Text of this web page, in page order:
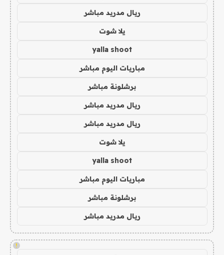
ريال مدريد مباشر
يلا شوت
yalla shoot
مباريات اليوم مباشر
برشلونة مباشر
ريال مدريد مباشر
ريال مدريد مباشر
يلا شوت
yalla shoot
مباريات اليوم مباشر
برشلونة مباشر
ريال مدريد مباشر
!